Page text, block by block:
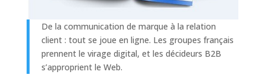
De la communication de marque à la relation
client : tout se joue en ligne. Les groupes français
prennent le virage digital, et les décideurs B2B
s’approprient le Web.